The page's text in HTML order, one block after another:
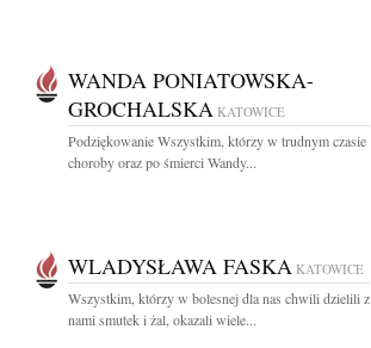
WANDA PONIATOWSKA-
GROCHALSKA KATOWICE
Podziękowanie Wszystkim, którzy w trudnym czasie
choroby oraz po śmierci Wandy...
WLADYSŁAWA FASKA KATOWICE
Wszystkim, którzy w bolesnej dla nas chwili dzielili z
nami smutek i żal, okazali wiele...